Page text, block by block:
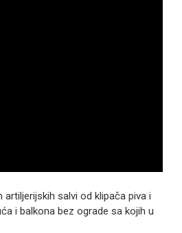
salvi od klipača piva i
i balkona bez ograde sa kojih u